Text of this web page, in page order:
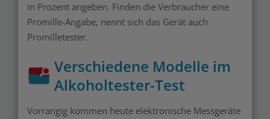
in Prozent angeben. Finden die Verbraucher eine
Promille-Angabe, nennt sich das Gerät auch
Promilletester.
Verschiedene Modelle im
Alkoholtester-Test
Vorrangig kommen heute elektronische Messgeräte